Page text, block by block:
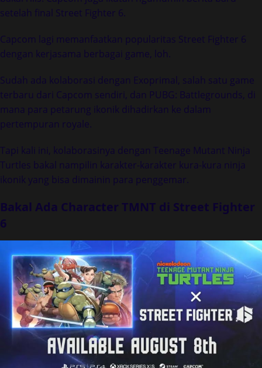
setelah final Street Fighter 6.
Capcom lagi memanfaatkan popularitas Street Fighter 6
dengan kerjasama berbagai game, loh.
Sudah ada kolaborasi dengan Exoprimal, salah satu game
terbaru dari Capcom sendiri, dan PUBG: Battlegrounds, di
mana para petarung ikonik dihadirkan ke dalam
pertempuran royale.
Tapi kali ini, kolaborasinya dengan Teenage Mutant Ninja
Turtles bakal nampilin karakter-karakter kura-kura ninja
ikonik yang bisa dimainin para penggemar.
Bakal Ada Character TMNT di Street Fighter
6